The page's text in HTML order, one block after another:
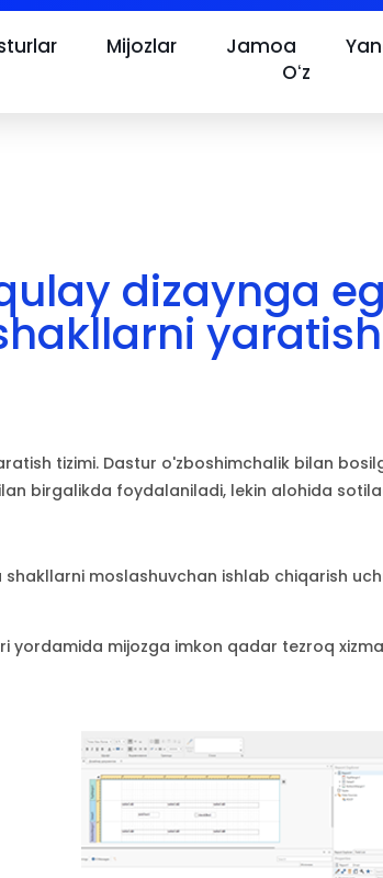
Mijozlar Jamoa
Oʻz
dizaynga
tizimi. Dastur o'zboshimchalik bilan
birgalikda foydalaniladi, lekin alohida
moslashuvchan ishlab chiqarish
yordamida mijozga imkon qadar tezroq